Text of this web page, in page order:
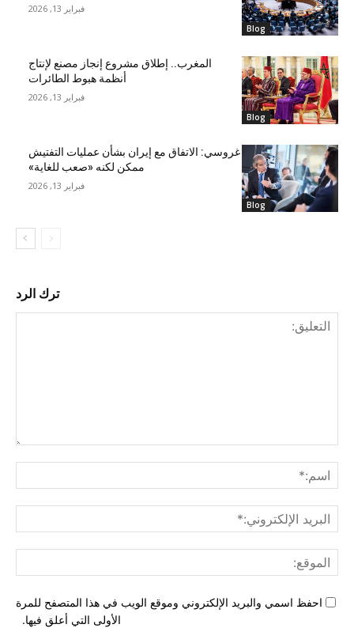
Blog
فبراير 13, 2026
Blog
المغرب.. إطلاق مشروع إنجاز مصنع لإنتاج
أنظمة هبوط الطائرات
فبراير 13, 2026
Blog
غروسي: الاتفاق مع إيران بشأن عمليات التفتيش
ممكن لكنه «صعب للغاية»
فبراير 13, 2026
ترك الرد
احفظ اسمي والبريد الإلكتروني وموقع الويب في هذا المتصفح للمرة
الأولى التي أعلق فيها.